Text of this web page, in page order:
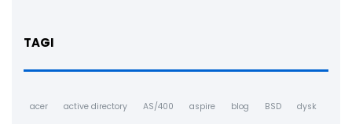
TAGI
acer active directory AS/400 aspire blog BSD dysk